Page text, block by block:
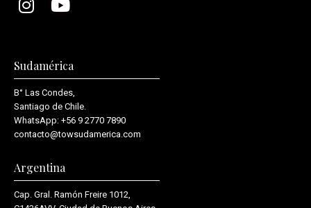
Sudamérica
B° Las Condes,
Santiago de Chile.
WhatsApp: +56 9 2770 7890
contacto@towsudamerica.com
Argentina
Cap. Gral. Ramón Freire 1012,